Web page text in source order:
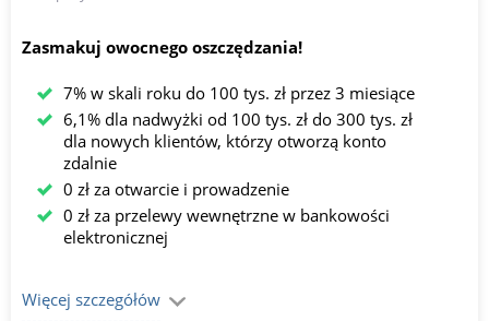
Zasmakuj owocnego oszczędzania!
7% w skali roku do 100 tys. zł przez 3 miesiące
6,1% dla nadwyżki od 100 tys. zł do 300 tys. zł
dla nowych klientów, którzy otworzą konto
zdalnie
0 zł za otwarcie i prowadzenie
0 zł za przelewy wewnętrzne w bankowości
elektronicznej
Więcej szczegółów